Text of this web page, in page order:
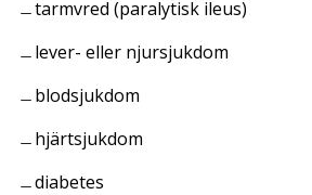
tarmvred (paralytisk ileus)
lever- eller njursjukdom
blodsjukdom
hjärtsjukdom
diabetes